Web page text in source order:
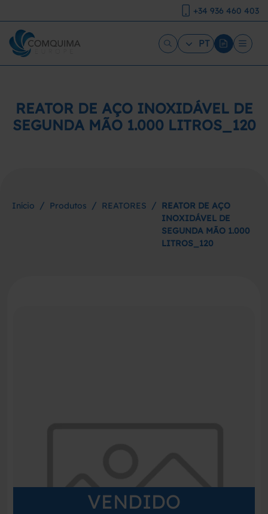
+34 936 460 403
PT
REATOR DE AÇO INOXIDÁVEL DE
SEGUNDA MÃO 1.000 LITROS_120
Início / Produtos / REATORES / REATOR DE AÇO
INOXIDÁVEL DE
SEGUNDA MÃO 1.000
LITROS_120
VENDIDO